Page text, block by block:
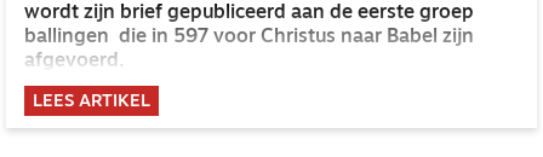
wordt zijn brief gepubliceerd aan de eerste groep
ballingen die in 597 voor Christus naar Babel zijn
afgevoerd.
LEES ARTIKEL